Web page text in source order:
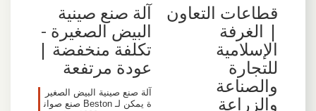
قطاعات التعاون
| الغرفة
الإسلامية
للتجارة
والصناعة
والزراعة
آلة صنع صينية
البيض الصغيرة -
تكلفة منخفضة |
عودة مرتفعة
آلة صنع صينية البيض الصغير
ة يمكن لـ Beston صنع صوان